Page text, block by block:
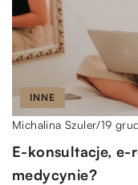
INNE
Michalina Szuler/19
E-konsultacje,
medycynie?